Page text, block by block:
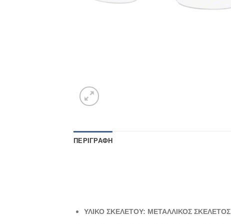
ΠΕΡΙΓΡΑΦΉ
ΥΛΙΚΟ ΣΚΕΛΕΤΟΥ: ΜΕΤΑΛΛΙΚΟΣ ΣΚΕΛΕΤΟΣ